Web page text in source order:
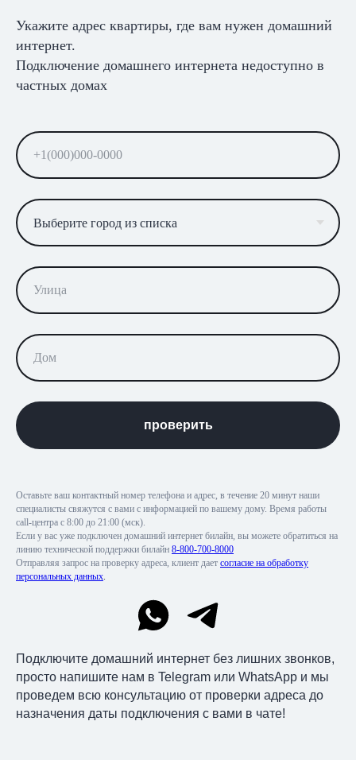
Укажите адрес квартиры, где вам нужен домашний
интернет.
Подключение домашнего интернета недоступно в
частных домах
проверить
Оставьте ваш контактный номер телефона и адрес, в течение 20 минут наши
специалисты свяжутся с вами с информацией по вашему дому. Время работы
call-центра с 8:00 до 21:00 (мск).
Если у вас уже подключен домашний интернет билайн, вы можете обратиться на
линию технической поддержки билайн 8-800-700-8000
Отправляя запрос на проверку адреса, клиент дает согласие на обработку
персональных данных.
Подключите домашний интернет без лишних звонков,
просто напишите нам в Telegram или WhatsApp и мы
проведем всю консультацию от проверки адреса до
назначения даты подключения с вами в чате!